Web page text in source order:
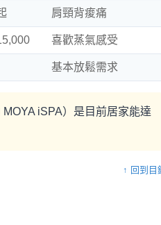
肩頸背痠痛
喜歡蒸氣感受
基本放鬆需求
iSPA）是目前居家能達
↑ 回到目